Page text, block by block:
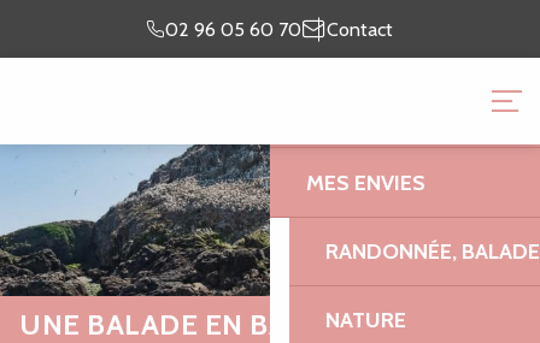
02 96 05 60 70 Contact
mon séjour
Je suis
sur place
OFFICE DE TOURISME
MES ENVIES
RANDONNÉE,
NATURE
UNE BALADE EN BATEAU EN